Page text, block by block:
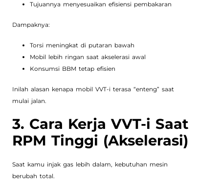
Tujuannya menyesuaikan efisiensi pembakaran
Dampaknya:
Torsi meningkat di putaran bawah
Mobil lebih ringan saat akselerasi awal
Konsumsi BBM tetap efisien
Inilah alasan kenapa mobil VVT-i terasa “enteng” saat
mulai jalan.
3. Cara Kerja VVT-i Saat
RPM Tinggi (Akselerasi)
Saat kamu injak gas lebih dalam, kebutuhan mesin
berubah total.